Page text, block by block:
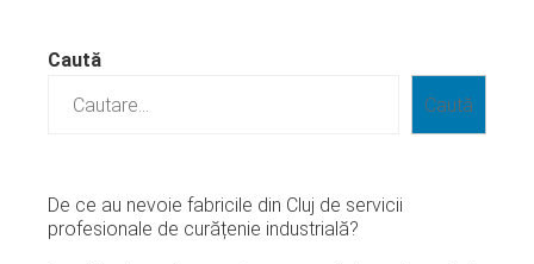
Caută
Caută
De ce au nevoie fabricile din Cluj de servicii
profesionale de curățenie industrială?